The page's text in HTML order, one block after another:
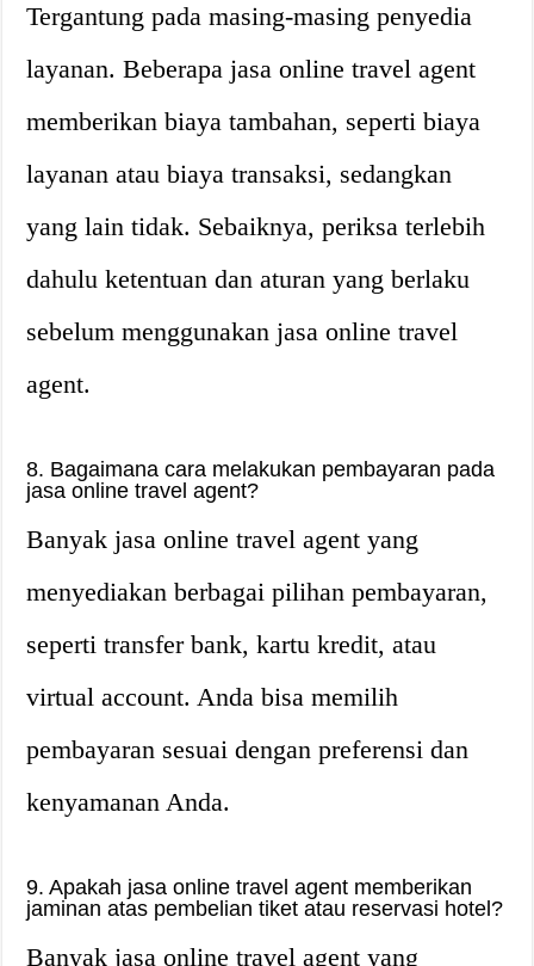
Tergantung pada masing-masing penyedia
layanan. Beberapa jasa online travel agent
memberikan biaya tambahan, seperti biaya
layanan atau biaya transaksi, sedangkan
yang lain tidak. Sebaiknya, periksa terlebih
dahulu ketentuan dan aturan yang berlaku
sebelum menggunakan jasa online travel
agent.
8. Bagaimana cara melakukan pembayaran pada
jasa online travel agent?
Banyak jasa online travel agent yang
menyediakan berbagai pilihan pembayaran,
seperti transfer bank, kartu kredit, atau
virtual account. Anda bisa memilih
pembayaran sesuai dengan preferensi dan
kenyamanan Anda.
9. Apakah jasa online travel agent memberikan
jaminan atas pembelian tiket atau reservasi hotel?
Banyak jasa online travel agent yang